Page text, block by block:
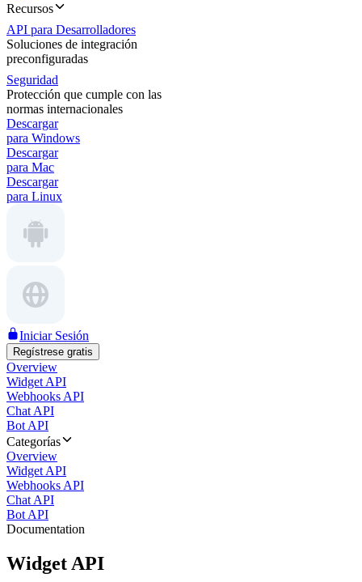
Recursos
API para Desarrolladores
Soluciones de integración
preconfiguradas
Seguridad
Protección que cumple con las
normas internacionales
Descargar
para Windows
Descargar
para Mac
Descargar
para Linux
Iniciar Sesión
Regístrese gratis
Overview
Widget API
Webhooks API
Chat API
Bot API
Categorías
Overview
Widget API
Webhooks API
Chat API
Bot API
Documentation
Widget API